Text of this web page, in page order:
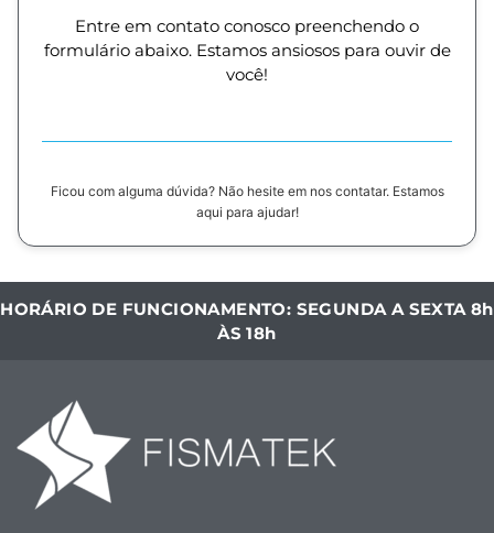
Entre em contato conosco preenchendo o
formulário abaixo. Estamos ansiosos para ouvir de
você!
Ficou com alguma dúvida? Não hesite em nos contatar. Estamos
aqui para ajudar!
HORÁRIO DE FUNCIONAMENTO: SEGUNDA A SEXTA 8h
ÀS 18h